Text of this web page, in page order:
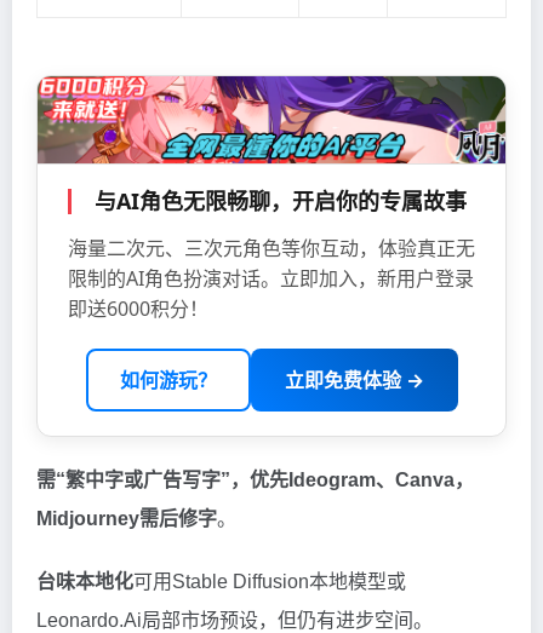
与AI角色无限畅聊，开启你的专属故事
海量二次元、三次元角色等你互动，体验真正无
限制的AI角色扮演对话。立即加入，新用户登录
即送6000积分！
如何游玩？ 立即免费体验 →
需“繁中字或广告写字”，优先Ideogram、Canva，
Midjourney需后修字。
台味本地化可用Stable Diffusion本地模型或
Leonardo.Ai局部市场预设，但仍有进步空间。